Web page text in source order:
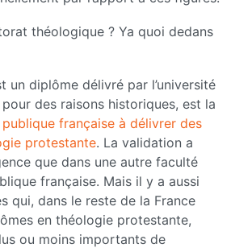
théologique ? Ya quoi dedans
un diplôme délivré par l’université
des raisons historiques, est la
française à délivrer des
protestante. La validation a
que dans une autre faculté
française. Mais il y a aussi
qui, dans le reste de la France
en théologie protestante,
ou moins importants de